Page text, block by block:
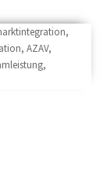
,
, AZAV,
,